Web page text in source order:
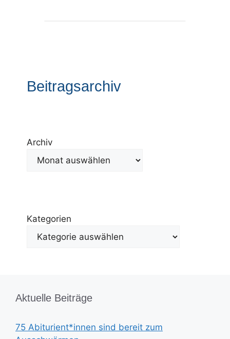
Beitragsarchiv
Archiv
Kategorien
Aktuelle Beiträge
75 Abiturient*innen sind bereit zum